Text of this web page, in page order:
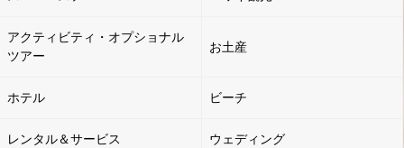
アクティビティ・オプショナル
ツアー
お土産
ホテル ビーチ
レンタル＆サービス ウェディング